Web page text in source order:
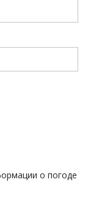
о погоде